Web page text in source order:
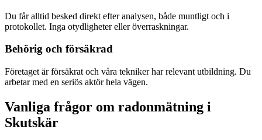
Du får alltid besked direkt efter analysen, både muntligt och i
protokollet. Inga otydligheter eller överraskningar.
Behörig och försäkrad
Företaget är försäkrat och våra tekniker har relevant utbildning. Du
arbetar med en seriös aktör hela vägen.
Vanliga frågor om radonmätning i
Skutskär